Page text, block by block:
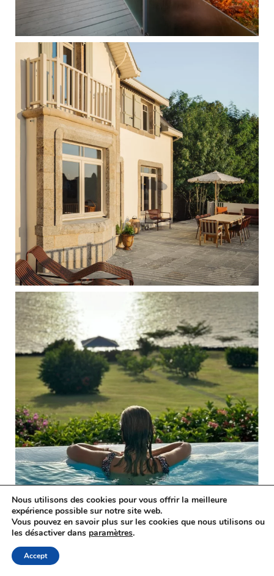
Nous utilisons des cookies pour vous offrir la meilleure
expérience possible sur notre site web.
Vous pouvez en savoir plus sur les cookies que nous utilisons ou
les désactiver dans paramètres.
Accept